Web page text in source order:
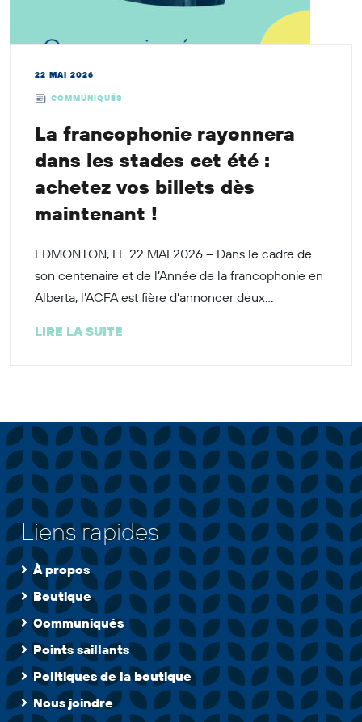
22 MAI 2026
COMMUNIQUÉS
La francophonie rayonnera
dans les stades cet été :
achetez vos billets dès
maintenant !
EDMONTON, LE 22 MAI 2026 – Dans le cadre de
son centenaire et de l’Année de la francophonie en
Alberta, l’ACFA est fière d’annoncer deux...
LIRE LA SUITE
Liens rapides
À propos
Boutique
Communiqués
Points saillants
Politiques de la boutique
Nous joindre